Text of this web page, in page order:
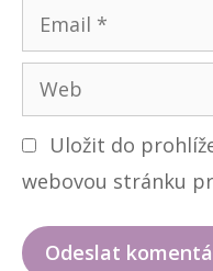
n
m
i
l
W
e
b
Uložit do
webovou stránku